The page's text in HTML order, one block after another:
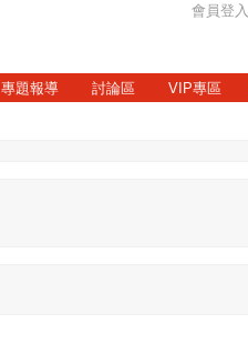
會員登入
專題報導 討論區 VIP專區